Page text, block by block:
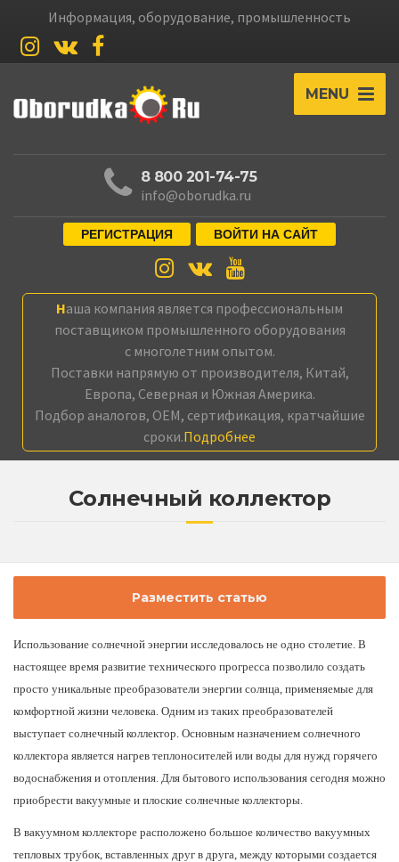
Информация, оборудование, промышленность
MENU
8 800 201-74-75
info@oborudka.ru
РЕГИСТРАЦИЯ ВОЙТИ НА САЙТ
Наша компания является профессиональным
поставщиком промышленного оборудования
с многолетним опытом.
Поставки напрямую от производителя, Китай,
Европа, Северная и Южная Америка.
Подбор аналогов, OEM, сертификация, кратчайшие
сроки.Подробнее
Cолнечный коллектор
Разместить статью
Использование солнечной энергии исследовалось не одно столетие. В
настоящее время развитие технического прогресса позволило создать
просто уникальные преобразователи энергии солнца, применяемые для
комфортной жизни человека. Одним из таких преобразователей
выступает солнечный коллектор. Основным назначением солнечного
коллектора является нагрев теплоносителей или воды для нужд горячего
водоснабжения и отопления. Для бытового использования сегодня можно
приобрести вакуумные и плоские солнечные коллекторы.
В вакуумном коллекторе расположено большое количество вакуумных
тепловых трубок, вставленных друг в друга, между которыми создается